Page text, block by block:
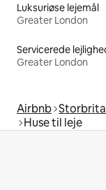
Luksuriøse lejemål
Greater London
Servicerede
Greater London
Airbnb
Huse til leje